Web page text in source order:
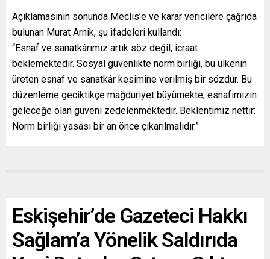
Açıklamasının sonunda Meclis’e ve karar vericilere çağrıda
bulunan Murat Arnik, şu ifadeleri kullandı:
“Esnaf ve sanatkârımız artık söz değil, icraat
beklemektedir. Sosyal güvenlikte norm birliği, bu ülkenin
üreten esnaf ve sanatkâr kesimine verilmiş bir sözdür. Bu
düzenleme geciktikçe mağduriyet büyümekte, esnafımızın
geleceğe olan güveni zedelenmektedir. Beklentimiz nettir:
Norm birliği yasası bir an önce çıkarılmalıdır.”
Eskişehir’de Gazeteci Hakkı
Sağlam’a Yönelik Saldırıda